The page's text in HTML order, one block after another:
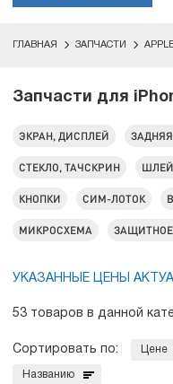
ГЛАВНАЯ ЗАПЧАСТИ
Запчасти для
ЭКРАН, ДИСПЛЕЙ
СТЕКЛО, ТАЧСКРИН
КНОПКИ СИМ-ЛОТОК
МИКРОСХЕМА ЗАЩИТНОЕ
УКАЗАННЫЕ ЦЕНЫ
53 товаров в данной
Сортировать по: Цене
Названию